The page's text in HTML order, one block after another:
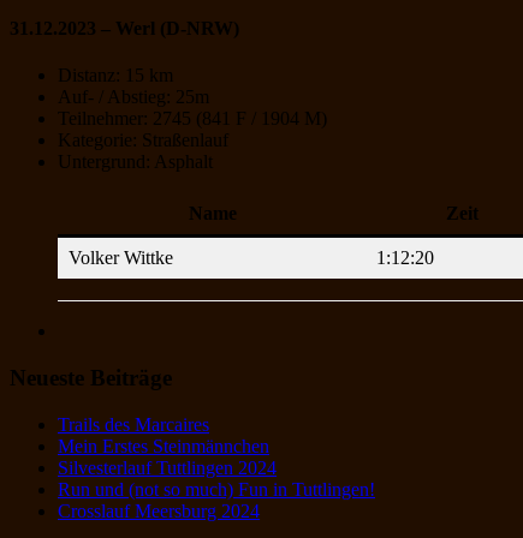
31.12.2023 – Werl (D-NRW)
Distanz: 15 km
Auf- / Abstieg: 25m
Teilnehmer: 2745 (841 F / 1904 M)
Kategorie: Straßenlauf
Untergrund: Asphalt
Name Zeit
Volker Wittke 1:12:20
Neueste Beiträge
Trails des Marcaires
Mein Erstes Steinmännchen
Silvesterlauf Tuttlingen 2024
Run und (not so much) Fun in Tuttlingen!
Crosslauf Meersburg 2024